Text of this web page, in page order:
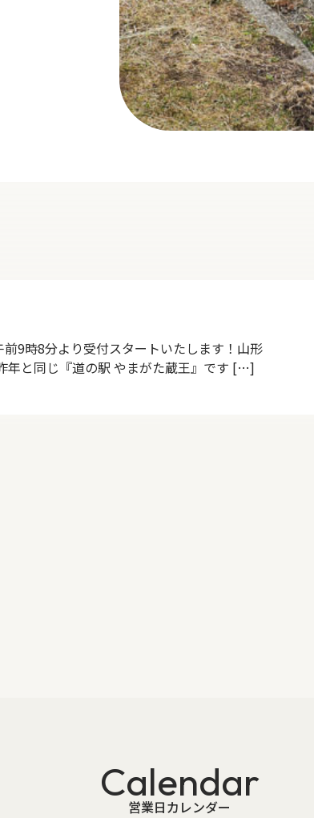
9時8分より受付スタートいたします！山形
年と同じ『道の駅 やまがた蔵王』です […]
Calendar
営業日カレンダー